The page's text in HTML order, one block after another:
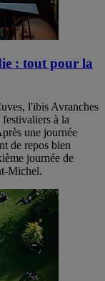
: tout pour la
l'ibis Avranches
à la
une journée
de repos bien
journée de
Michel.